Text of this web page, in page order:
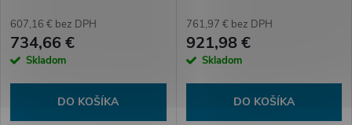
607,16 € bez DPH
734,66 €
Skladom
DO KOŠÍKA
761,97 € bez DPH
921,98 €
Skladom
DO KOŠÍKA